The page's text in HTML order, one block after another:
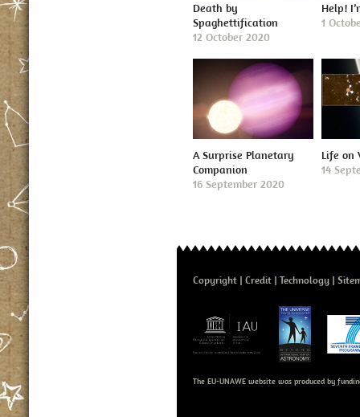
Death by
Spaghettification
12 October 2020
Help!
1
A Surprise Planetary
Companion
16 September 2020
Life on
14
Copyright Credit Technology
The EU-UNAWE website was produced by